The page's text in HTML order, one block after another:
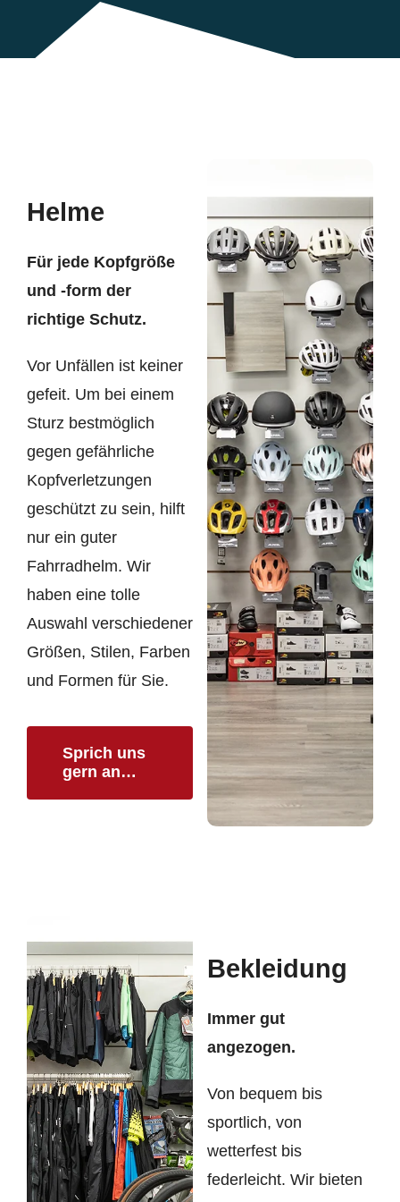
Helme
Für jede Kopfgröße
und -form der
richtige Schutz.
Vor Unfällen ist keiner
gefeit. Um bei einem
Sturz bestmöglich
gegen gefährliche
Kopfverletzungen
geschützt zu sein, hilft
nur ein guter
Fahrradhelm. Wir
haben eine tolle
Auswahl verschiedener
Größen, Stilen, Farben
und Formen für Sie.
Sprich uns
gern an…
Bekleidung
Immer gut
angezogen.
Von bequem bis
sportlich, von
wetterfest bis
federleicht. Wir bieten